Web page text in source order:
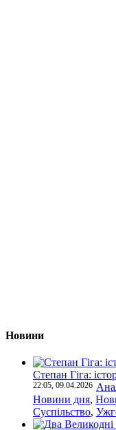
Новини
Степан Гіга:
22:05, 09.04.2026
Новини дня,
Суспільство,